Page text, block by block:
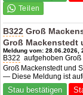
B322 Groß
Groß Mackenstedt
Meldung vom: 28.06.2026,
B322 aufgehoben
Groß Mackenstedt und
— Diese Meldung ist
Stau bestätigen